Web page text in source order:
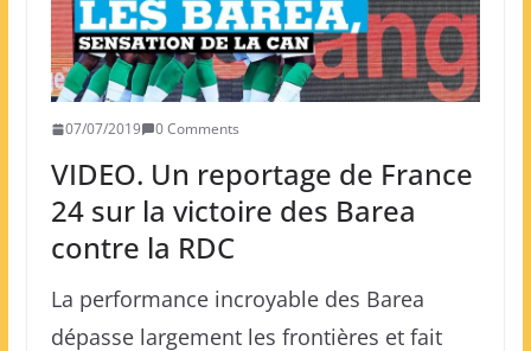
07/07/2019 0 Comments
VIDEO. Un reportage de France
24 sur la victoire des Barea
contre la RDC
La performance incroyable des Barea
dépasse largement les frontières et fait